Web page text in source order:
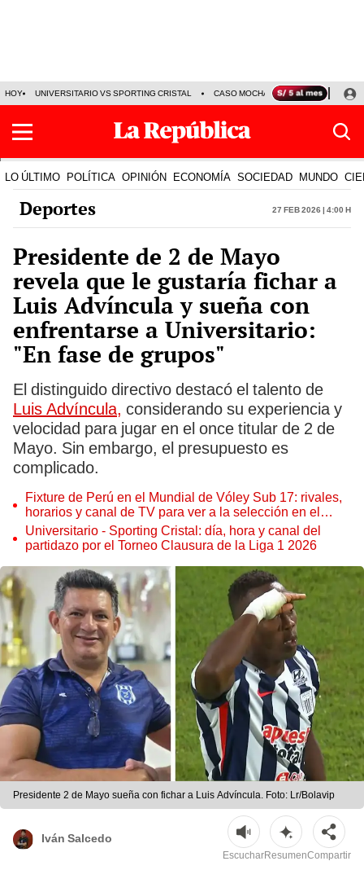
HOY UNIVERSITARIO VS SPORTING CRISTAL CASO MOCHASUELDOS
LO ÚLTIMO POLÍTICA OPINIÓN ECONOMÍA SOCIEDAD MUNDO
Deportes 27 Feb 2026 | 4:00 h
Presidente de 2 de Mayo
revela que le gustaría fichar a
Luis Advíncula y sueña con
enfrentarse a Universitario:
"En fase de grupos"
El distinguido directivo destacó el talento de
Luis Advíncula, considerando su experiencia y
velocidad para jugar en el once titular de 2 de
Mayo. Sin embargo, el presupuesto es
complicado.
Fixture de Perú en el Mundial de Vóley Sub 17: rivales,
horarios y canal de TV para ver a la selección en el
torneo
Universitario - Sporting Cristal: día, hora y canal del
partidazo por el Torneo Clausura de la Liga 1 2026
Presidente 2 de Mayo sueña con fichar a Luis Advíncula. Foto: Lr/Bolavip
Iván Salcedo
EscucharResumenCompartir